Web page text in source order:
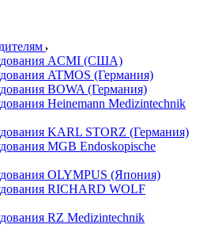
ACMI (США)
ATMOS (Германия)
BOWA (Германия)
Heinemann Medizintechnik
KARL STORZ (Германия)
MGB Endoskopische
OLYMPUS (Япония)
RICHARD WOLF
RZ Medizintechnik